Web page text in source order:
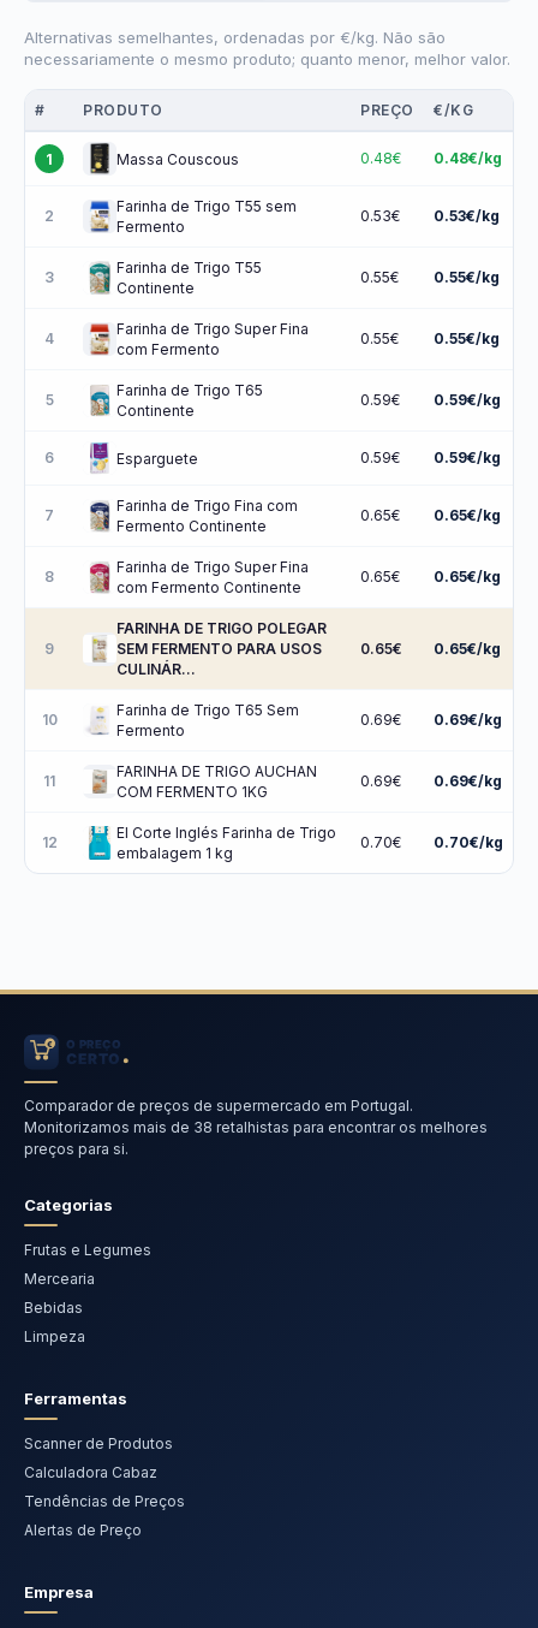
Alternativas semelhantes, ordenadas por €/kg. Não são
necessariamente o mesmo produto; quanto menor, melhor valor.
# PRODUTO PREÇO €/KG
1 Massa Couscous 0.48€ 0.48€/kg
2
Farinha de Trigo T55 sem
Fermento
0.53€ 0.53€/kg
3
Farinha de Trigo T55
Continente
0.55€ 0.55€/kg
4
Farinha de Trigo Super Fina
com Fermento
0.55€ 0.55€/kg
5
Farinha de Trigo T65
Continente
0.59€ 0.59€/kg
6 Esparguete 0.59€ 0.59€/kg
7
Farinha de Trigo Fina com
Fermento Continente
0.65€ 0.65€/kg
8
Farinha de Trigo Super Fina
com Fermento Continente
0.65€ 0.65€/kg
9
FARINHA DE TRIGO POLEGAR
SEM FERMENTO PARA USOS
CULINÁR…
0.65€ 0.65€/kg
10
Farinha de Trigo T65 Sem
Fermento
0.69€ 0.69€/kg
11
FARINHA DE TRIGO AUCHAN
COM FERMENTO 1KG
0.69€ 0.69€/kg
12
El Corte Inglés Farinha de Trigo
embalagem 1 kg
0.70€ 0.70€/kg
Comparador de preços de supermercado em Portugal.
Monitorizamos mais de 38 retalhistas para encontrar os melhores
preços para si.
Categorias
Frutas e Legumes
Mercearia
Bebidas
Limpeza
Ferramentas
Scanner de Produtos
Calculadora Cabaz
Tendências de Preços
Alertas de Preço
Empresa